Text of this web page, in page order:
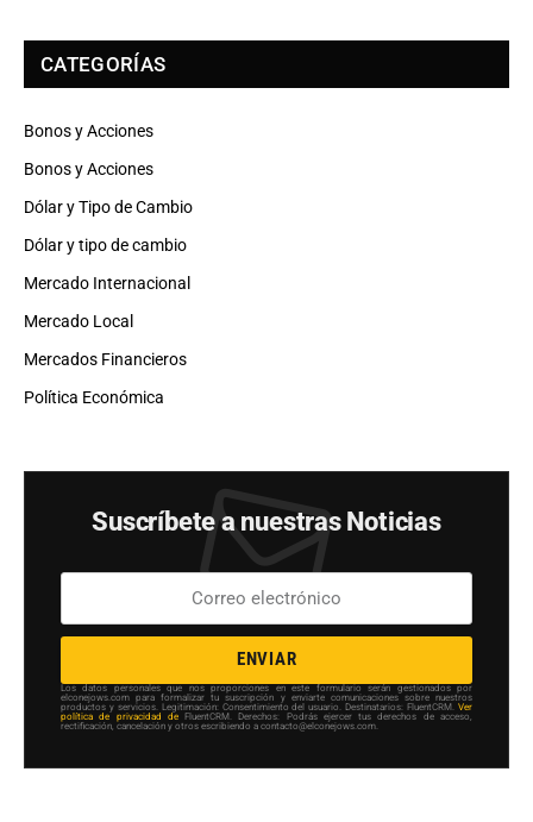
CATEGORÍAS
Bonos y Acciones
Bonos y Acciones
Dólar y Tipo de Cambio
Dólar y tipo de cambio
Mercado Internacional
Mercado Local
Mercados Financieros
Política Económica
Suscríbete a nuestras Noticias
ENVIAR
Los datos personales que nos proporciones en este formulario serán gestionados por
elconejows.com para formalizar tu suscripción y enviarte comunicaciones sobre nuestros
productos y servicios. Legitimación: Consentimiento del usuario. Destinatarios: FluentCRM. Ver
política de privacidad de FluentCRM. Derechos: Podrás ejercer tus derechos de acceso,
rectificación, cancelación y otros escribiendo a contacto@elconejows.com.